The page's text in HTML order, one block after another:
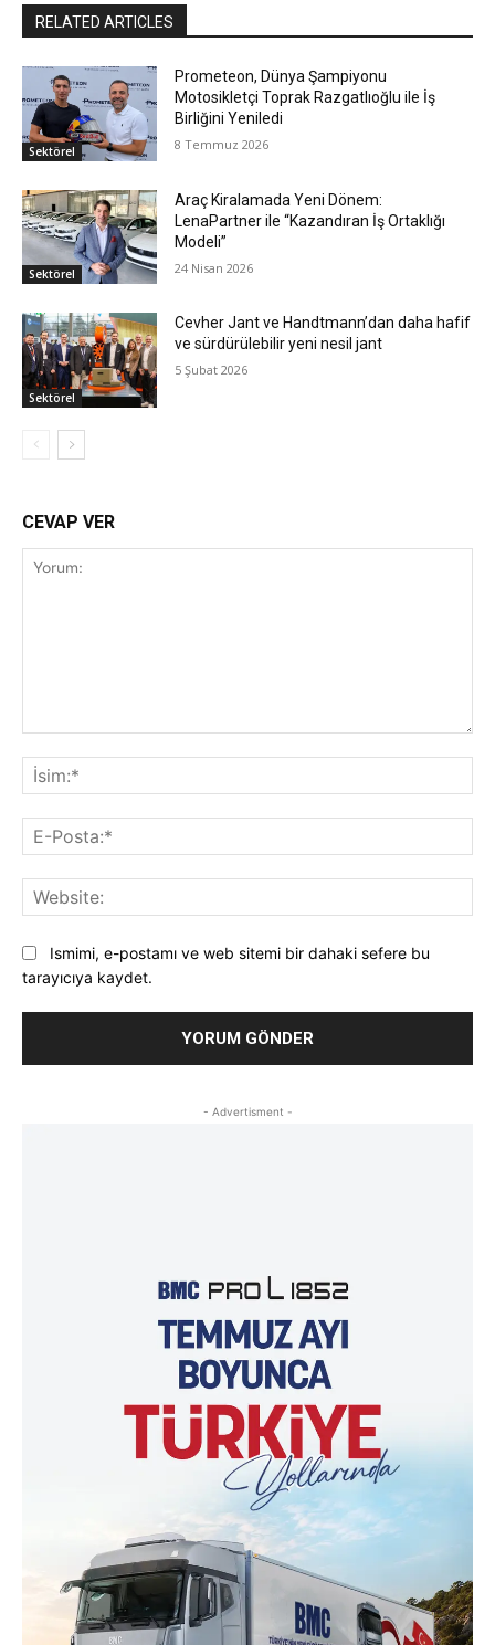
RELATED ARTICLES
Sektörel
Prometeon, Dünya Şampiyonu
Motosikletçi Toprak Razgatlıoğlu ile İş
Birliğini Yeniledi
8 Temmuz 2026
Sektörel
Araç Kiralamada Yeni Dönem:
LenaPartner ile “Kazandıran İş Ortaklığı
Modeli”
24 Nisan 2026
Sektörel
Cevher Jant ve Handtmann’dan daha hafif
ve sürdürülebilir yeni nesil jant
5 Şubat 2026
CEVAP VER
Ismimi, e-postamı ve web sitemi bir dahaki sefere bu
tarayıcıya kaydet.
- Advertisment -